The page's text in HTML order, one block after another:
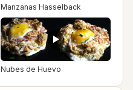
Manzanas Hasselback
Nubes de Huevo